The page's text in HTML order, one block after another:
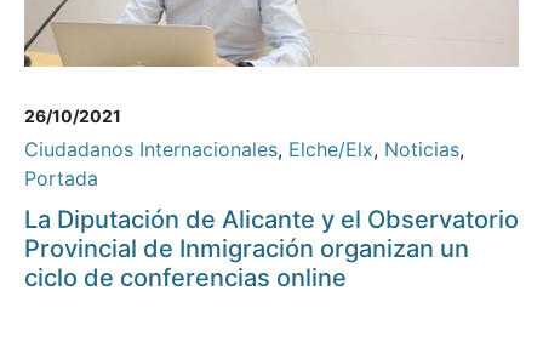
26/10/2021
Ciudadanos Internacionales, Elche/Elx, Noticias,
Portada
La Diputación de Alicante y el Observatorio
Provincial de Inmigración organizan un
ciclo de conferencias online